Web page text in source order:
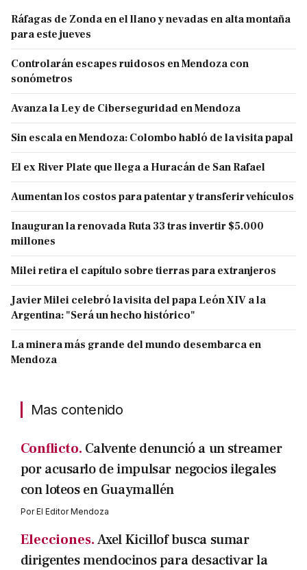
Ráfagas de Zonda en el llano y nevadas en alta montaña
para este jueves
Controlarán escapes ruidosos en Mendoza con
sonómetros
Avanza la Ley de Ciberseguridad en Mendoza
Sin escala en Mendoza: Colombo habló de la visita papal
El ex River Plate que llega a Huracán de San Rafael
Aumentan los costos para patentar y transferir vehículos
Inauguran la renovada Ruta 33 tras invertir $5.000
millones
Milei retira el capítulo sobre tierras para extranjeros
Javier Milei celebró la visita del papa León XIV a la
Argentina: "Será un hecho histórico"
La minera más grande del mundo desembarca en
Mendoza
Mas contenido
Conflicto. Calvente denunció a un streamer
por acusarlo de impulsar negocios ilegales
con loteos en Guaymallén
PorEl Editor Mendoza
Elecciones.Axel Kicillof busca sumar
dirigentes mendocinos para desactivar la